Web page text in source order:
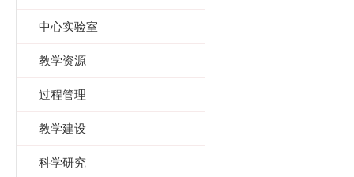
中心实验室
教学资源
过程管理
教学建设
科学研究